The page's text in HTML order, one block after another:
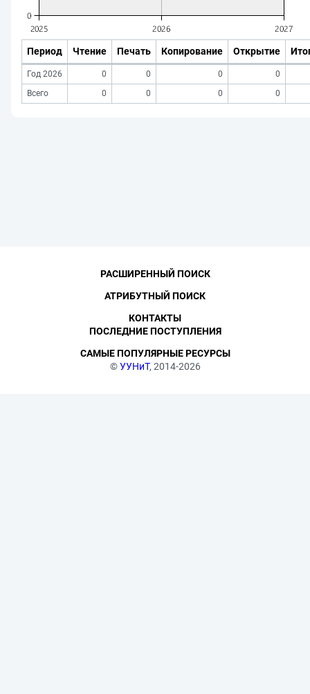
Период Чтение Печать Копирование Открытие
Год 2026 0 0 0
0
Всего
0 0 0 0
©УУНиТ, 2014-2026
РАСШИРЕННЫЙ ПОИСК
АТРИБУТНЫЙ ПОИСК
КОНТАКТЫ
ПОСЛЕДНИЕ ПОСТУПЛЕНИЯ
САМЫЕ ПОПУЛЯРНЫЕ РЕСУРСЫ